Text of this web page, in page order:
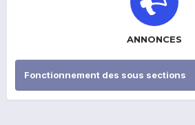
ANNONCES
Fonctionnement des sous sections